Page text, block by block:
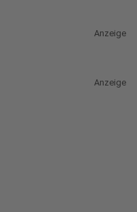
Anzeige
Anzeige